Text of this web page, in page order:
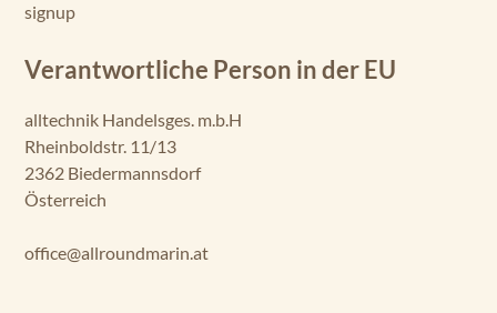
signup
Verantwortliche Person in der EU
alltechnik Handelsges. m.b.H
Rheinboldstr. 11/13
2362 Biedermannsdorf
Österreich
office@allroundmarin.at